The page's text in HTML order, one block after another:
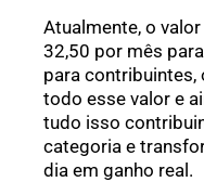
Atualmente, o
32,50 por mês
para contribuintes,
todo esse valor e
tudo isso
categoria e
dia em ganho real.